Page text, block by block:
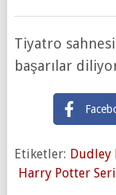
Tiyatro
başarılar
Etiketler: Dudley
Harry Potter